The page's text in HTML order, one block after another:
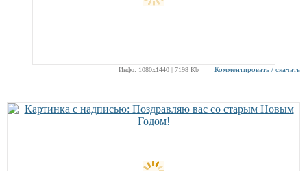
Инфо: 1080х1440 | 7198 Kb Комментировать / скачать